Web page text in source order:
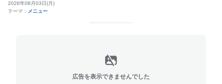
2026年08月03日(月)
テーマ： メニュー
広告を表示できませんでした